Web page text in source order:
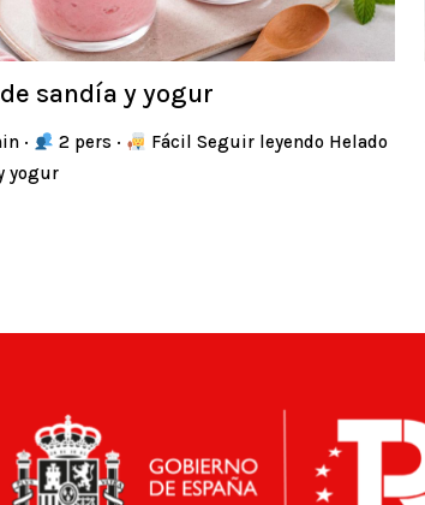
sandía y yogur
· 2 pers ·
Fácil Seguir leyendo Helado
yogur